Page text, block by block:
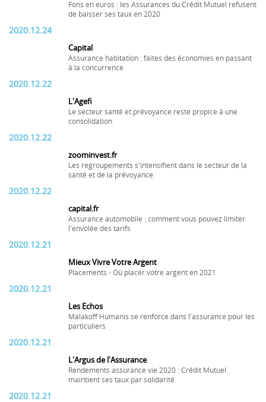
Fons en euros : les Assurances du Crédit Mutuel refusent
de baisser ses taux en 2020
2020.12.24
Capital
Assurance habitation : faites des économies en passant
à la concurrence
2020.12.22
L'Agefi
Le secteur santé et prévoyance reste propice à une
consolidation
2020.12.22
zoominvest.fr
Les regroupements s'intensifient dans le secteur de la
santé et de la prévoyance
2020.12.22
capital.fr
Assurance automobile : comment vous pouvez limiter
l'envolée des tarifs
2020.12.21
Mieux Vivre Votre Argent
Placements - Où placer votre argent en 2021
2020.12.21
Les Echos
Malakoff Humanis se renforce dans l'assurance pour les
particuliers
2020.12.21
L'Argus de l'Assurance
Rendements assurance vie 2020 : Crédit Mutuel
maintient ses taux par solidarité
2020.12.21